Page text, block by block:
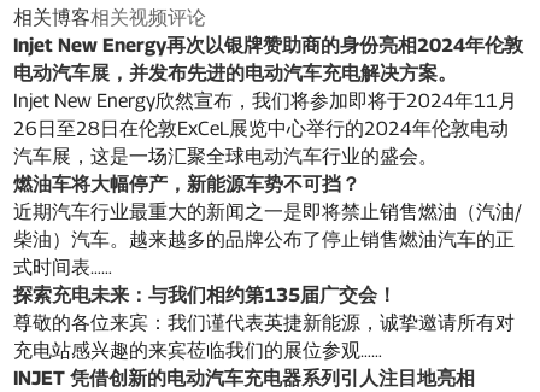
相关博客相关视频评论
Injet New Energy再次以银牌赞助商的身份亮相2024年伦敦
电动汽车展，并发布先进的电动汽车充电解决方案。
Injet New Energy欣然宣布，我们将参加即将于2024年11月
26日至28日在伦敦ExCeL展览中心举行的2024年伦敦电动
汽车展，这是一场汇聚全球电动汽车行业的盛会。
燃油车将大幅停产，新能源车势不可挡？
近期汽车行业最重大的新闻之一是即将禁止销售燃油（汽油/
柴油）汽车。越来越多的品牌公布了停止销售燃油汽车的正
式时间表……
探索充电未来：与我们相约第135届广交会！
尊敬的各位来宾：我们谨代表英捷新能源，诚挚邀请所有对
充电站感兴趣的来宾莅临我们的展位参观……
INJET 凭借创新的电动汽车充电器系列引人注目地亮相